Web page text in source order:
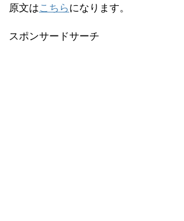
原文はこちらになります。
スポンサードサーチ